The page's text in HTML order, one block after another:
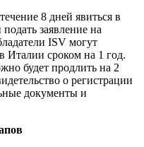
8 дней явиться в
заявление на
ISV могут
Италии сроком на 1 год.
будет продлить на 2
о регистрации
документы и